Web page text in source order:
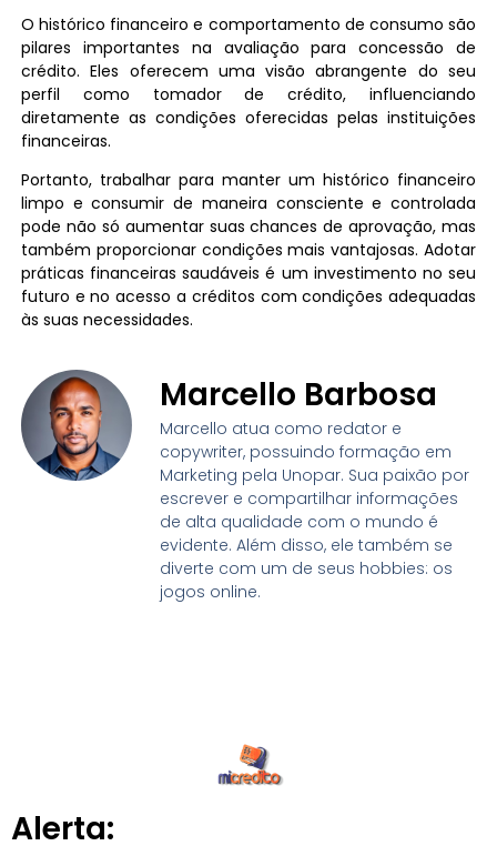
O histórico financeiro e comportamento de consumo são
pilares importantes na avaliação para concessão de
crédito. Eles oferecem uma visão abrangente do seu
perfil como tomador de crédito, influenciando
diretamente as condições oferecidas pelas instituições
financeiras.
Portanto, trabalhar para manter um histórico financeiro
limpo e consumir de maneira consciente e controlada
pode não só aumentar suas chances de aprovação, mas
também proporcionar condições mais vantajosas. Adotar
práticas financeiras saudáveis é um investimento no seu
futuro e no acesso a créditos com condições adequadas
às suas necessidades.
Marcello Barbosa
Marcello atua como redator e
copywriter, possuindo formação em
Marketing pela Unopar. Sua paixão por
escrever e compartilhar informações
de alta qualidade com o mundo é
evidente. Além disso, ele também se
diverte com um de seus hobbies: os
jogos online.
Alerta: